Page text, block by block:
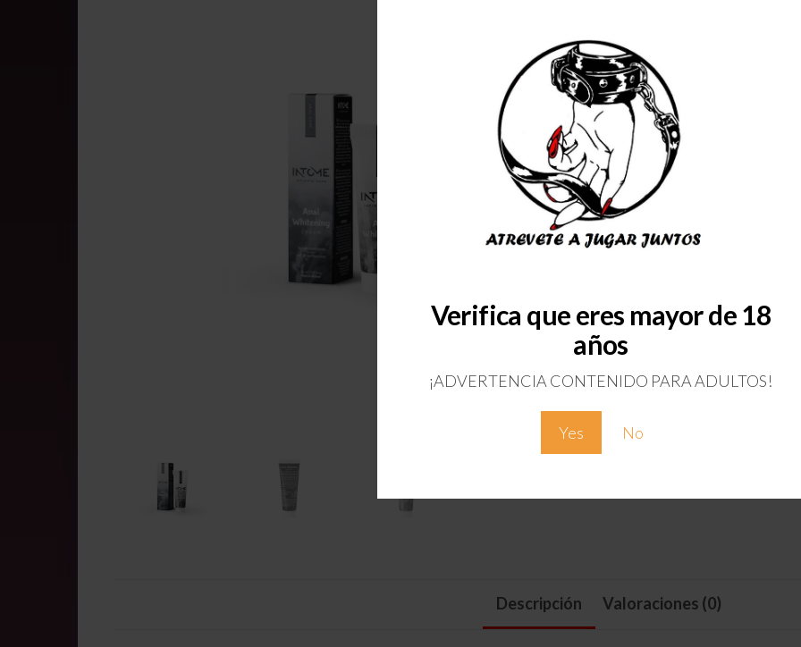
Verifica que eres mayor de 18
años
¡ADVERTENCIA CONTENIDO PARA ADULTOS!
Yes No
5 disponibles
Download Catalog
Categorías:
Descripción Valoraciones (0)